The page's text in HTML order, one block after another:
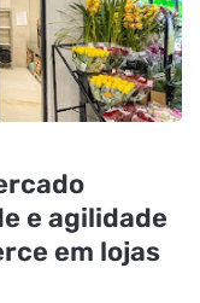
e agilidade
em lojas